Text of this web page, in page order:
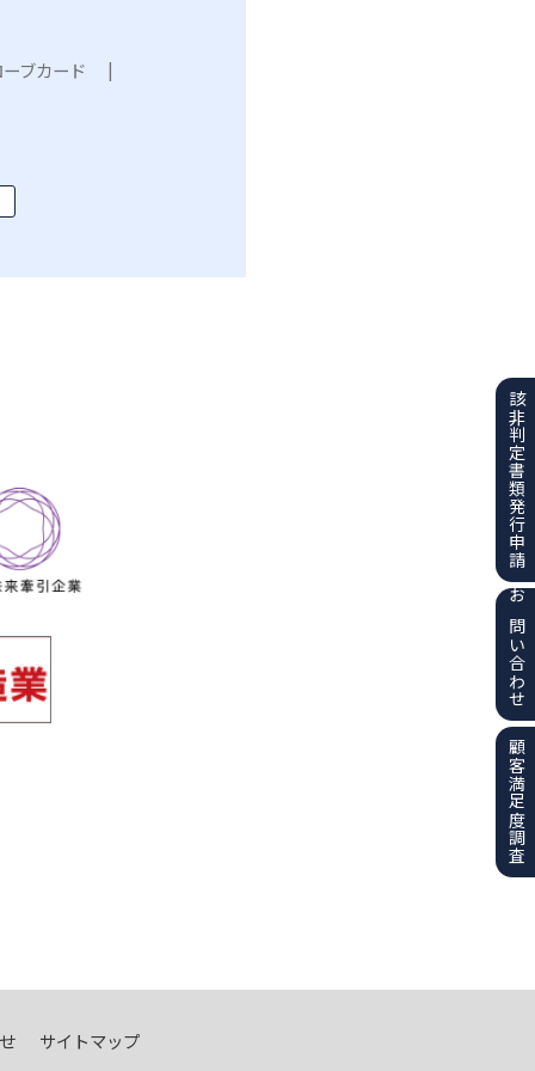
ブカード
サイトマップ
該非判定書類
発行申請
お問い合わせ
顧客満足度調査